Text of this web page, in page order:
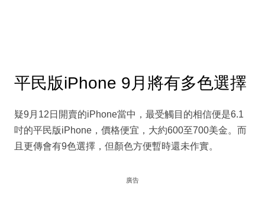
平民版iPhone 9月將有多色選擇
疑9月12日開賣的iPhone當中，最受觸目的相信便是6.1
吋的平民版iPhone，價格便宜，大約600至700美金。而
且更傳會有9色選擇，但顏色方便暫時還未作實。
廣告